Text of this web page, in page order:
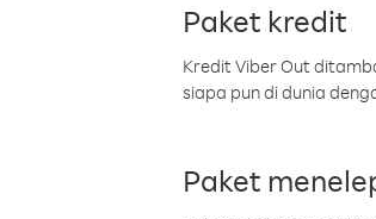
Paket kredit
Kredit Viber Out
siapa pun di dunia
Paket